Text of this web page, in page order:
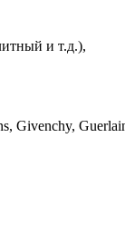
и т.д.),
Givenchy,